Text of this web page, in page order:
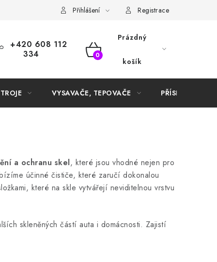
platební terminály
Přihlášení Registrace
+420 608 112
334
NÁKUPNÍ
Prázdný
košík
VYSAVAČE, TEPOVAČE PŘÍSLUŠENSTVÍ
a ochranu skel, které jsou vhodné nejen pro
účinné čističe, které zaručí dokonalou
které na skle vytvářejí neviditelnou vrstvu
skleněných částí auta i domácnosti. Zajistí